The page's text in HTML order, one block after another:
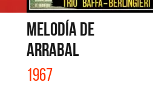
MELODÍA DE
ARRABAL
1967